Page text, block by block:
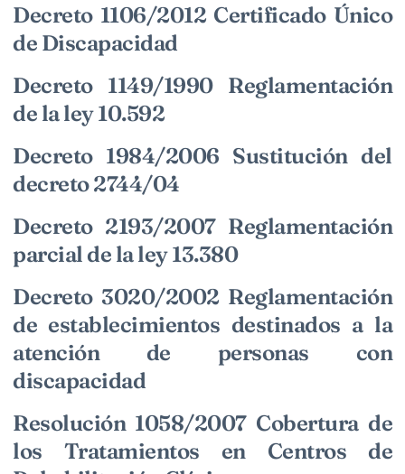
Decreto 1106/2012 Certificado Único
de Discapacidad
Decreto 1149/1990 Reglamentación
de la ley 10.592
Decreto 1984/2006 Sustitución del
decreto 2744/04
Decreto 2193/2007 Reglamentación
parcial de la ley 13.380
Decreto 3020/2002 Reglamentación
de establecimientos destinados a la
atención de personas con
discapacidad
Resolución 1058/2007 Cobertura de
los Tratamientos en Centros de